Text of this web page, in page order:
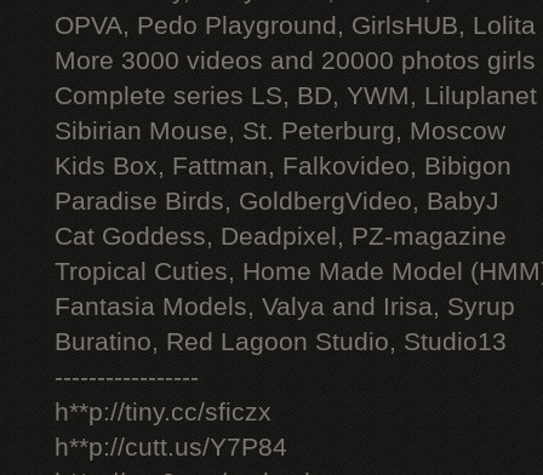
OPVA, Pedo Playground, GirlsHUB, Lolita
More 3000 videos and 20000 photos
Complete series LS, BD, YWM, Liluplanet
Sibirian Mouse, St. Peterburg, Moscow
Kids Box, Fattman, Falkovideo, Bibigon
Paradise Birds, GoldbergVideo, BabyJ
Cat Goddess, Deadpixel, PZ-magazine
Tropical Cuties, Home Made Model
Fantasia Models, Valya and Irisa, Syrup
Buratino, Red Lagoon Studio, Studio13
-----------------
h**p://tiny.cc/sficzx
h**p://cutt.us/Y7P84